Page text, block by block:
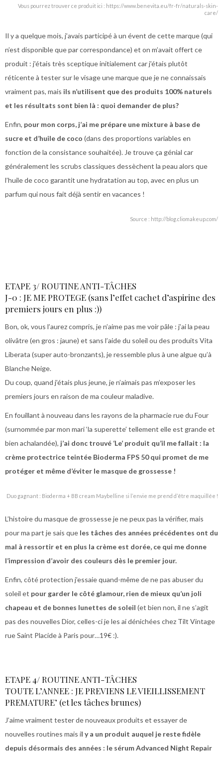
Vous pourrez trouver ce produit ici : https://www.benevita.eu/fr-fr/naturals-skin-
care/
Il y a quelque mois, j’avais participé à un évent de cette marque (qui
n’est disponible que par correspondance) et on m’avait offert ce
produit : j’étais très sceptique initialement car j’étais plutôt
réticente à tester sur le visage une marque que je ne connaissais
vraiment pas, mais ils n’utilisent que des produits 100% naturels
et les résultats sont bien là : quoi demander de plus?
Enfin, pour mon corps, j’ai me prépare une mixture à base de
sucre et d’huile de coco (dans des proportions variables en
fonction de la consistance souhaitée). Je trouve ça génial car
généralement les scrubs classiques dessèchent la peau alors que
l’huile de coco garantit une hydratation au top, avec en plus un
parfum qui nous fait déjà sentir en vacances !
Source : http://blog.cliomakeup.com/
ETAPE 3/ ROUTINE ANTI-TÂCHES
J-0 : JE ME PROTEGE (sans l’effet cachet d’aspirine des
premiers jours en plus :))
Bon, ok, vous l’aurez compris, je n’aime pas me voir pâle : j’ai la peau
olivâtre (en gros : jaune) et sans l’aide du soleil ou des produits Vita
Liberata (super auto-bronzants), je ressemble plus à une algue qu’à
Blanche Neige.
Du coup, quand j’étais plus jeune, je n’aimais pas m’exposer les
premiers jours en raison de ma couleur maladive.
En fouillant à nouveau dans les rayons de la pharmacie rue du Four
(surnommée par mon mari ‘la superette’ tellement elle est grande et
bien achalandée), j’ai donc trouvé ‘Le’ produit qu’il me fallait : la
crème protectrice teintée Bioderma FPS 50 qui promet de me
protéger et même d’éviter le masque de grossesse !
Duo gagnant : Bioderma + BB cream Maybelline si l’envie me prend d’être maquillée !
L’histoire du masque de grossesse je ne peux pas la vérifier, mais
pour ma part je sais que les tâches des années précédentes ont du
mal à ressortir et en plus la crème est dorée, ce qui me donne
l’impression d’avoir des couleurs dès le premier jour.
Enfin, côté protection j’essaie quand-même de ne pas abuser du
soleil et pour garder le côté glamour, rien de mieux qu’un joli
chapeau et de bonnes lunettes de soleil (et bien non, il ne s’agit
pas des nouvelles Dior, celles-ci je les ai dénichées chez Tilt Vintage
rue Saint Placide à Paris pour…19€ :).
ETAPE 4/ ROUTINE ANTI-TÂCHES
TOUTE L’ANNEE : JE PREVIENS LE VIEILLISSEMENT
PREMATURE’ (et les tâches brunes)
J’aime vraiment tester de nouveaux produits et essayer de
nouvelles routines mais il y a un produit auquel je reste fidèle
depuis désormais des années : le sérum Advanced Night Repair